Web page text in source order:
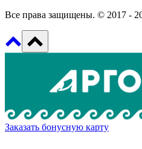
Все права защищены. © 2017 -
Заказать бонусную карту